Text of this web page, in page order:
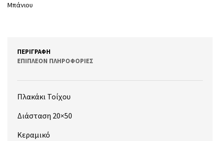
Μπάνιου
ΠΕΡΙΓΡΑΦΉ
ΕΠΙΠΛΈΟΝ ΠΛΗΡΟΦΟΡΊΕΣ
Πλακάκι Τοίχου
Διάσταση 20×50
Κεραμικό